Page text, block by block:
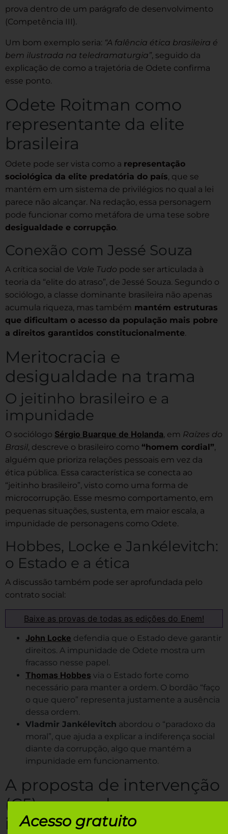
prova dentro de um parágrafo de desenvolvimento
(Competência III).
Um bom exemplo seria: “A falência ética brasileira é
bem ilustrada na teledramaturgia”, seguido da
explicação de como a trajetória de Odete confirma
esse ponto.
Odete Roitman como
representante da elite
brasileira
Odete pode ser vista como a representação
sociológica da elite predatória do país, que se
mantém em um sistema de privilégios no qual a lei
parece não alcançar. Na redação, essa personagem
pode funcionar como metáfora de uma tese sobre
desigualdade e corrupção.
Conexão com Jessé Souza
A crítica social de Vale Tudo pode ser articulada à
teoria da “elite do atraso”, de Jessé Souza. Segundo o
sociólogo, a classe dominante brasileira não apenas
acumula riqueza, mas também mantém estruturas
que dificultam o acesso da população mais pobre
a direitos garantidos constitucionalmente.
Meritocracia e
desigualdade na trama
O jeitinho brasileiro e a
impunidade
O sociólogo Sérgio Buarque de Holanda, em Raízes do
Brasil, descreve o brasileiro como “homem cordial”,
alguém que prioriza relações pessoais em vez da
ética pública. Essa característica se conecta ao
“jeitinho brasileiro”, visto como uma forma de
microcorrupção. Esse mesmo comportamento, em
pequenas situações, sustenta, em maior escala, a
impunidade de personagens como Odete.
Hobbes, Locke e Jankélevitch:
o Estado e a ética
A discussão também pode ser aprofundada pelo
contrato social:
Baixe as provas de todas as edições do Enem!
John Locke defendia que o Estado deve garantir
direitos. A impunidade de Odete mostra um
fracasso nesse papel.
Thomas Hobbes via o Estado forte como
necessário para manter a ordem. O bordão “faço
o que quero” representa justamente a ausência
dessa ordem.
Vladmir Jankélevitch abordou o “paradoxo da
moral”, que ajuda a explicar a indiferença social
diante da corrupção, algo que mantém a
impunidade em funcionamento.
A proposta de intervenção
(C5) que acaba com a
impunidade
Acesso gratuito